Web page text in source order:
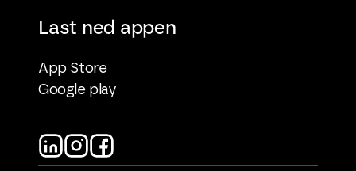
Last ned appen
App Store
Google play